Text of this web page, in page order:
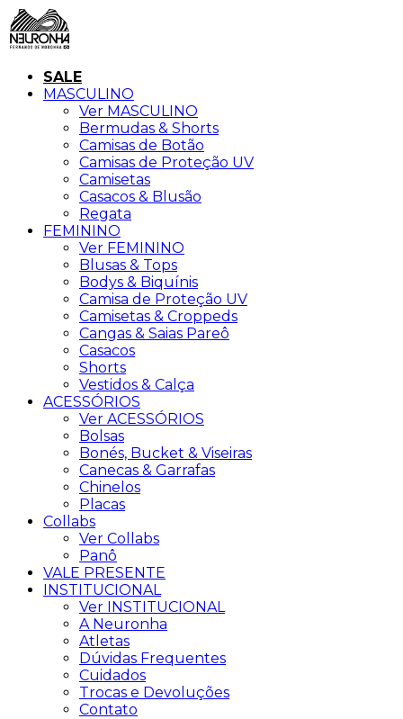
SALE
MASCULINO
Ver MASCULINO
Bermudas & Shorts
Camisas de Botão
Camisas de Proteção UV
Camisetas
Casacos & Blusão
Regata
FEMININO
Ver FEMININO
Blusas & Tops
Bodys & Biquínis
Camisa de Proteção UV
Camisetas & Croppeds
Cangas & Saias Pareô
Casacos
Shorts
Vestidos & Calça
ACESSÓRIOS
Ver ACESSÓRIOS
Bolsas
Bonés, Bucket & Viseiras
Canecas & Garrafas
Chinelos
Placas
Collabs
Ver Collabs
Panô
VALE PRESENTE
INSTITUCIONAL
Ver INSTITUCIONAL
A Neuronha
Atletas
Dúvidas Frequentes
Cuidados
Trocas e Devoluções
Contato